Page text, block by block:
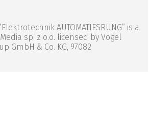
AUTOMATIESRUNG” is a
sp. z o.o. licensed by Vogel
GmbH & Co. KG, 97082